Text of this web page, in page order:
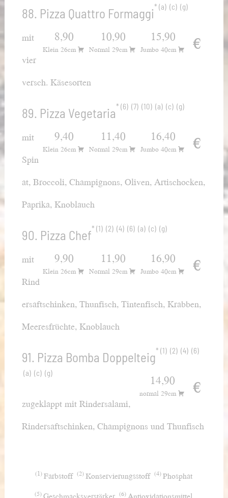
88. Pizza Quattro Formaggi a c g
8,90
Klein 26cm
10,90
Normal 29cm
15,90
Jumbo 40cm €
mit
vier
versch. Käsesorten
89. Pizza Vegetaria 6 7 10 a c g
9,40
Klein 26cm
11,40
Normal 29cm
16,40
Jumbo 40cm €
mit
Spin
at, Broccoli, Champignons, Oliven, Artischocken,
Paprika, Knoblauch
90. Pizza Chef 1 2 4 6 a c g
9,90
Klein 26cm
11,90
Normal 29cm
16,90
Jumbo 40cm €
mit
Rind
ersaftschinken, Thunfisch, Tintenfisch, Krabben,
Meeresfrüchte, Knoblauch
91. Pizza Bomba Doppelteig 1 2 4 6
a c g 14,90
normal 29cm €
zugeklappt mit Rindersalami,
Rindersaftschinken, Champignons und Thunfisch
1 Farbstoff 2 Konservierungsstoff 4 Phosphat
5 6